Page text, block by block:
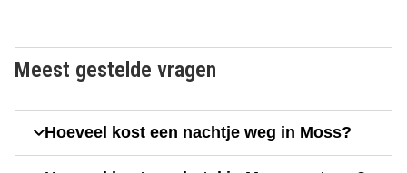
Meest gestelde vragen
Hoeveel kost een nachtje weg in Moss?